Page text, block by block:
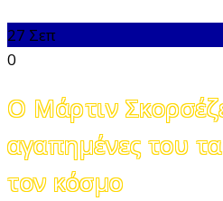
27 Σεπ
0
Ο Μάρτιν
αγαπημένες του
τον κόσμο